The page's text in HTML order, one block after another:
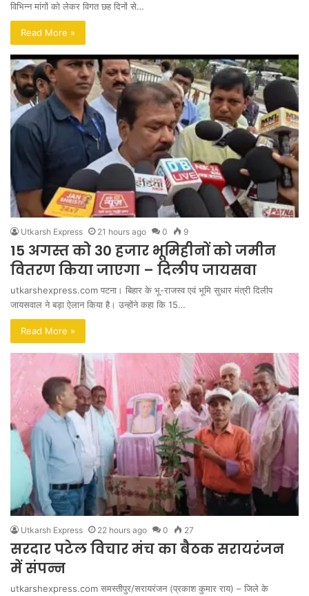
विभिन्न मांगों को लेकर विगत छह दिनों से…
Read More »
Utkarsh Express 21 hours ago 0 9
15 अगस्त को 30 हजार भूमिहीनों को जमीन
वितरण किया जाएगा – दिलीप जायसवा
utkarshexpress.com पटना। बिहार के भू-राजस्व एवं भूमि सुधार मंत्री दिलीप
जायसवाल ने बड़ा ऐलान किया है। उन्होंने कहा कि 15…
Read More »
Utkarsh Express 22 hours ago 0 27
सरदार पटेल विचार मंच का बैठक सरायरंजन
में संपन्न
utkarshexpress.com समस्तीपुर/सरायरंजन (प्रकाश कुमार राय) – जिले के